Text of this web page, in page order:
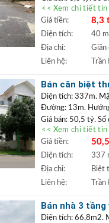
Vị trí:Bán đất tái
trí đất thoáng đãng,
được ngay. Xung
+ TRẦN
+ Bất động
ngân hàng lãi
<< Xem chi tiết tin
Giá tiền:
8,3
Diện tích:
40
Địa chỉ:
Giãn
Liên hệ:
Bán căn biệt
Diện tích: 337m.
Đường: 13m.
Giá bán: 50,5 tỷ.
Vị trí:Căn biệt thự
thích hợp định cư
Nhà biệt thự đầy đủ
+++ Liên hệ xem
+ TRẦN
Lâm.
+ Bất động
ngân hàng lãi
<< Xem chi tiết tin
Giá tiền:
Diện tích:
337
Địa chỉ:
Biệt
Liên hệ:
Bán nhà 3
vào nhà, giá
Diện tích: 66,8m2.